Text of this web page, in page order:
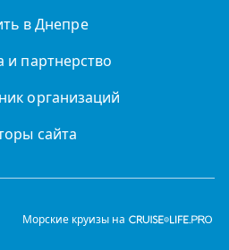
в Днепре
и партнерство
организаций
сайта
Морские круизы на